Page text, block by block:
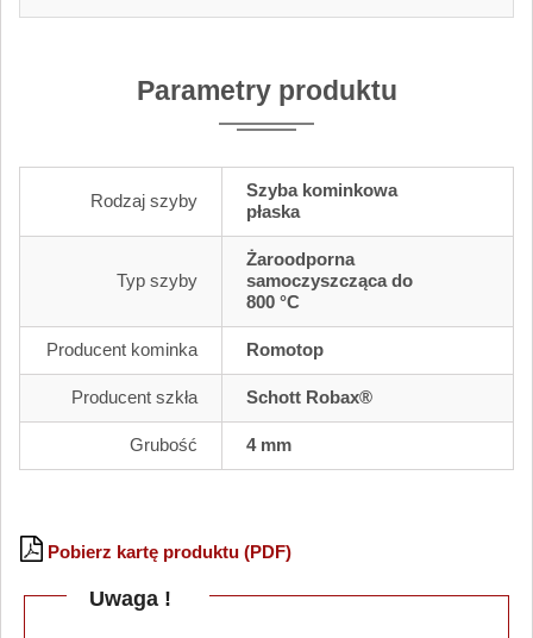
Parametry produktu
Rodzaj szyby
Szyba kominkowa
płaska
Typ szyby
Żaroodporna
samoczyszcząca do
800 °C
Producent kominka Romotop
Producent szkła Schott Robax®
Grubość 4 mm
Pobierz kartę produktu (PDF)
Uwaga !